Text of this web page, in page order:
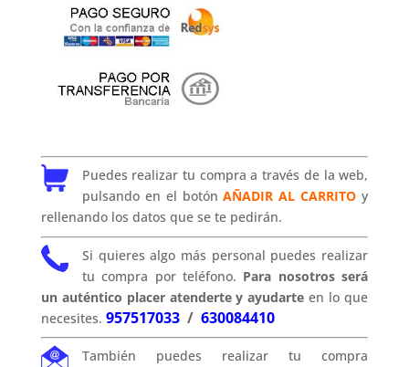
Puedes realizar tu compra a través de la web,
pulsando en el botónAÑADIR AL CARRITO y
rellenando los datos que se te pedirán.
Si quieres algo más personal puedes realizar
tu compra por teléfono. Para nosotros será
un auténtico placer atenderte y ayudarte en lo que
necesites. 957517033/ 630084410
También puedes realizar tu compra